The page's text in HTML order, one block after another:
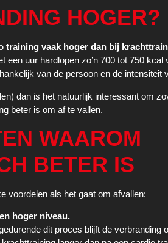
HOGER?
training vaak hoger dan bij
uur hardlopen zo’n 700 tot 750 kcal
van de persoon en de intensiteit
dan is het natuurlijk interessant om
beter is om af te vallen.
WAAROM
BETER IS
voordelen als het gaat om afvallen:
hoger niveau.
dit proces blijft de verbranding